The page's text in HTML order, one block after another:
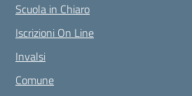
Scuola in Chiaro
Iscrizioni On Line
Invalsi
Comune